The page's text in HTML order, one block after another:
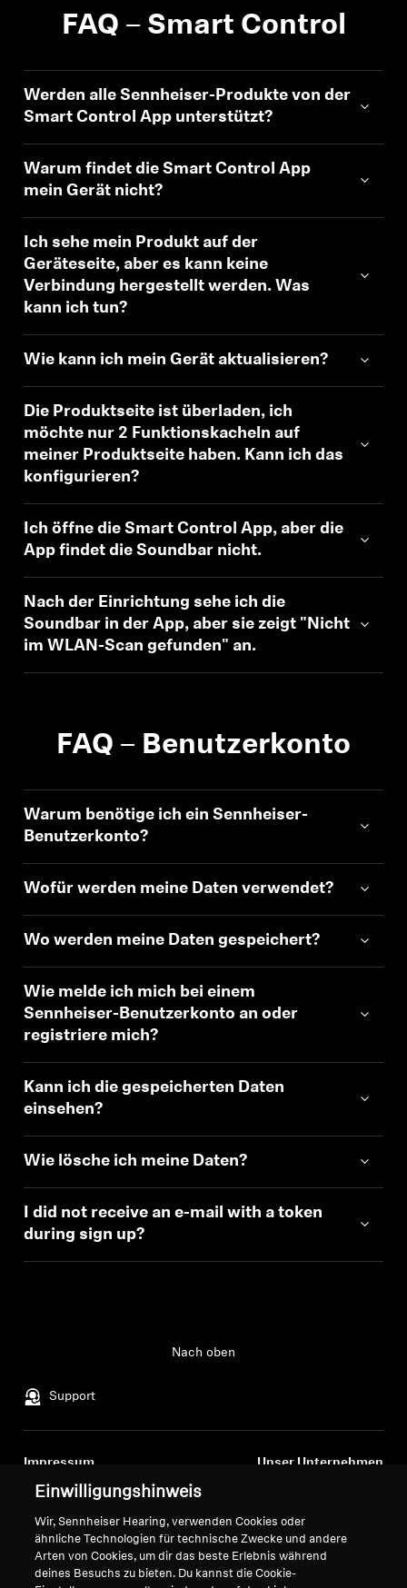
FAQ – Smart Control
Werden alle Sennheiser-Produkte von der
Smart Control App unterstützt?
Warum findet die Smart Control App
mein Gerät nicht?
Ich sehe mein Produkt auf der
Geräteseite, aber es kann keine
Verbindung hergestellt werden. Was
kann ich tun?
Wie kann ich mein Gerät aktualisieren?
Die Produktseite ist überladen, ich
möchte nur 2 Funktionskacheln auf
meiner Produktseite haben. Kann ich das
konfigurieren?
Ich öffne die Smart Control App, aber die
App findet die Soundbar nicht.
Nach der Einrichtung sehe ich die
Soundbar in der App, aber sie zeigt "Nicht
im WLAN-Scan gefunden" an.
FAQ – Benutzerkonto
Warum benötige ich ein Sennheiser-
Benutzerkonto?
Wofür werden meine Daten verwendet?
Wo werden meine Daten gespeichert?
Wie melde ich mich bei einem
Sennheiser-Benutzerkonto an oder
registriere mich?
Kann ich die gespeicherten Daten
einsehen?
Wie lösche ich meine Daten?
I did not receive an e-mail with a token
during sign up?
Support
Nach oben
Impressum
Globale Datenschutzrichtlinie
Allgemeine
Geschäftsbedingungen für
Unser Unternehmen
Smart Control
Datenschutzerklärung
Pressekontakte
Einwilligungshinweis
Wir, Sennheiser Hearing, verwenden Cookies oder
ähnliche Technologien für technische Zwecke und andere
Arten von Cookies, um dir das beste Erlebnis während
deines Besuchs zu bieten. Du kannst die Cookie-